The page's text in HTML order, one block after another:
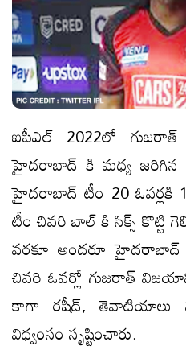
ఐపీఎల్ 2022లో
హైదరాబాద్ కి మధ్య
హైదరాబాద్ టీం 20 ఓవర్లకి
టీం చివ‌రి బాల్ కి సిక్స్ కొట్టి
వరకూ అందరూ హైదరాబాద్
చివరి ఓవర్లో గుజరాత్
కాగా రషీద్, తెవాటియాలు
విధ్వంసం సృష్టించారు.